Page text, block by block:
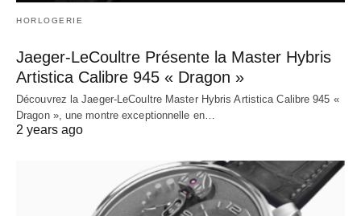
HORLOGERIE
Jaeger-LeCoultre Présente la Master Hybris
Artistica Calibre 945 « Dragon »
Découvrez la Jaeger-LeCoultre Master Hybris Artistica Calibre 945 «
Dragon », une montre exceptionnelle en…
2 years ago